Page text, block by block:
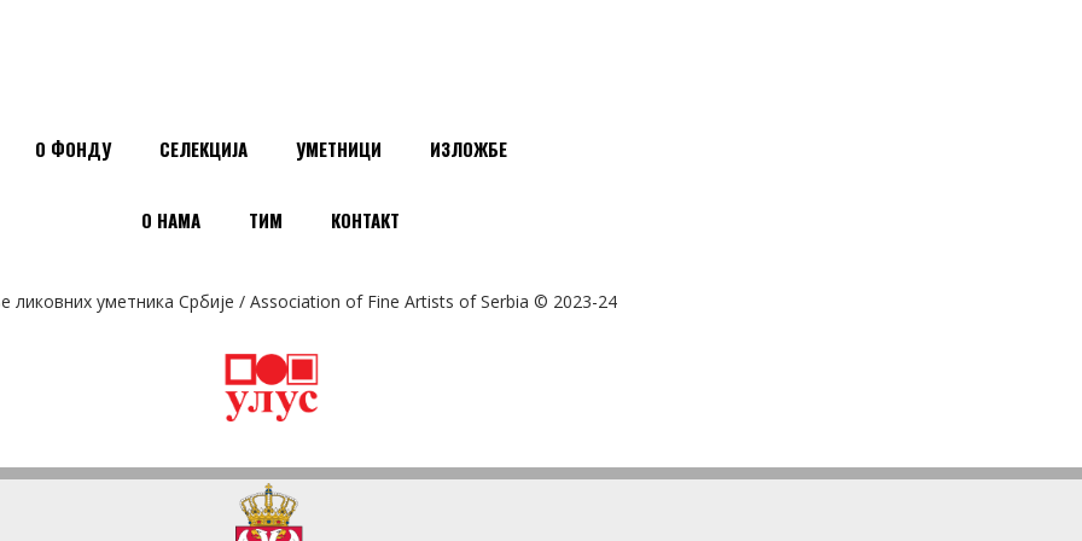
О ФОНДУ СЕЛЕКЦИЈА УМЕТНИЦИ ИЗЛОЖБЕ
О НАМА ТИМ КОНТАКТ
ликовних уметника Србије / Association of Fine Artists of Serbia © 2023-24